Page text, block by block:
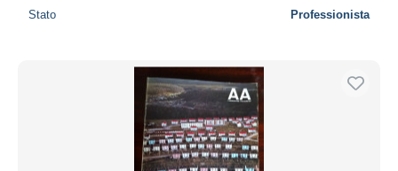
Stato Professionista